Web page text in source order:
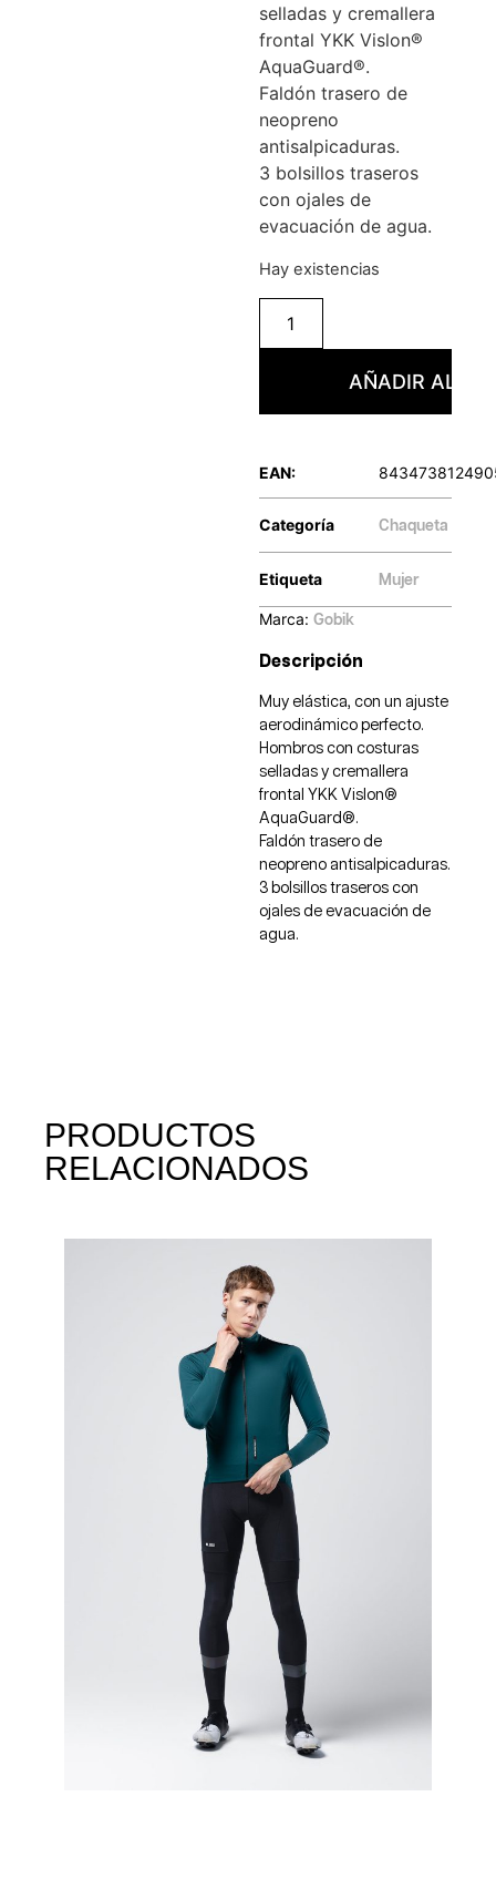
selladas y cremallera
frontal YKK Vislon®
AquaGuard®.
Faldón trasero de
neopreno
antisalpicaduras.
3 bolsillos traseros
con ojales de
evacuación de agua.
Hay existencias
AÑADIR AL
EAN:
Categoría Chaqueta
Etiqueta Mujer
Marca: Gobik
Descripción
Muy elástica, con un ajuste
aerodinámico perfecto.
Hombros con costuras
selladas y cremallera
frontal YKK Vislon®
AquaGuard®.
Faldón trasero de
neopreno antisalpicaduras.
3 bolsillos traseros con
ojales de evacuación de
agua.
PRODUCTOS
RELACIONADOS